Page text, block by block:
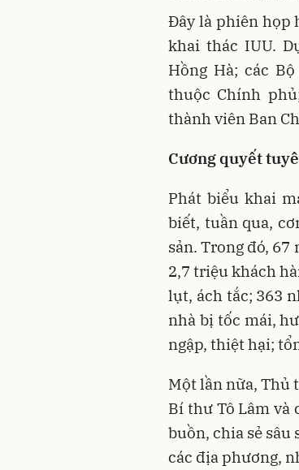
Đây là phiên họp
khai thác IUU.
Hồng Hà; các
thuộc Chính
thành viên Ban
Cương quyết
Phát biểu khai
biết, tuần qua,
sản. Trong đó,
2,7 triệu khách
lụt, ách tắc; 363
nhà bị tốc mái,
ngập, thiệt hại;
Một lần nữa, Thủ
Bí thư Tô Lâm và
buồn, chia sẻ sâu
các địa phương,